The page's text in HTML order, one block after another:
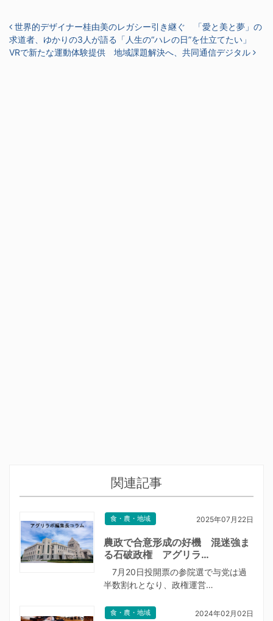
投稿ナビゲーション
世界的デザイナー桂由美のレガシー引き継ぐ 「愛と美と夢」の
求道者、ゆかりの3人が語る「人生の“ハレの日”を仕立てたい」
VRで新たな運動体験提供 地域課題解決へ、共同通信デジタル
関連記事
食・農・地域 2025年07月22日
農政で合意形成の好機 混迷強ま
る石破政権 アグリラ…
7月20日投開票の参院選で与党は過
半数割れとなり、政権運営…
食・農・地域 2024年02月02日